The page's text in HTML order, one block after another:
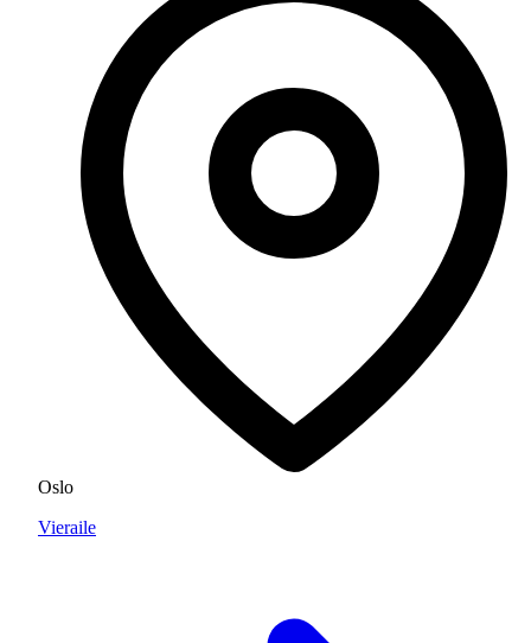
Oslo
Vieraile